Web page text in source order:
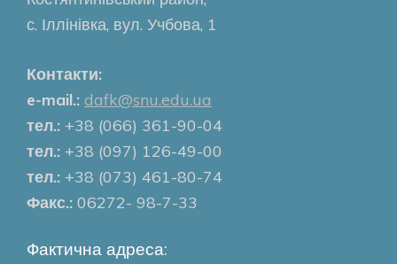
с. Іллінівка, вул. Учбова, 1
Контакти:
e-mail.: dafk@snu.edu.ua
тел.: +38 (066) 361-90-04
тел.: +38 (097) 126-49-00
тел.: +38 (073) 461-80-74
Факс.: 06272- 98-7-33
Фактична адреса: